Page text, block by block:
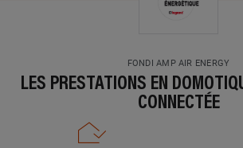
FONDI AMP AIR ENERGY
LES PRESTATIONS EN
CONNECTÉE